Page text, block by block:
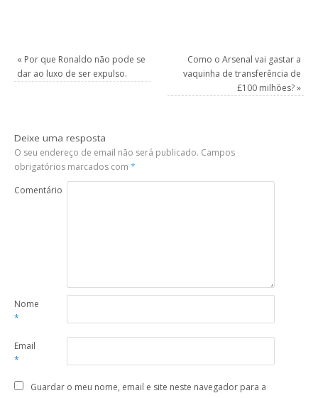
« Por que Ronaldo não pode se
dar ao luxo de ser expulso.
Como o Arsenal vai gastar a
vaquinha de transferência de
£100 milhões?»
Deixe uma resposta
O seu endereço de email não será publicado. Campos
obrigatórios marcados com*
Comentário
Nome
*
Email
*
Guardar o meu nome, email e site neste navegador para a